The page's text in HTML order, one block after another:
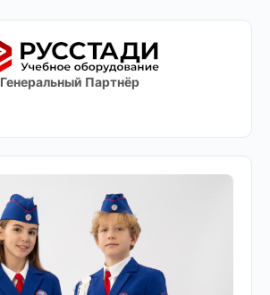
Генеральный Партнёр